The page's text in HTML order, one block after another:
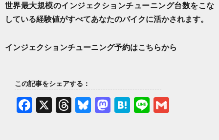
世界最大規模のインジェクションチューニング台数をこな
している経験値がすべてあなたのバイクに活かされます。
インジェクションチューニング予約はこちらから
この記事をシェアする：
Facebook
X Threads
Bluesky
Mastodon
Hatena
Line